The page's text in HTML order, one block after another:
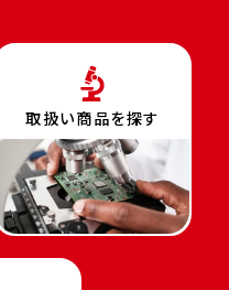
取扱い商品を探す